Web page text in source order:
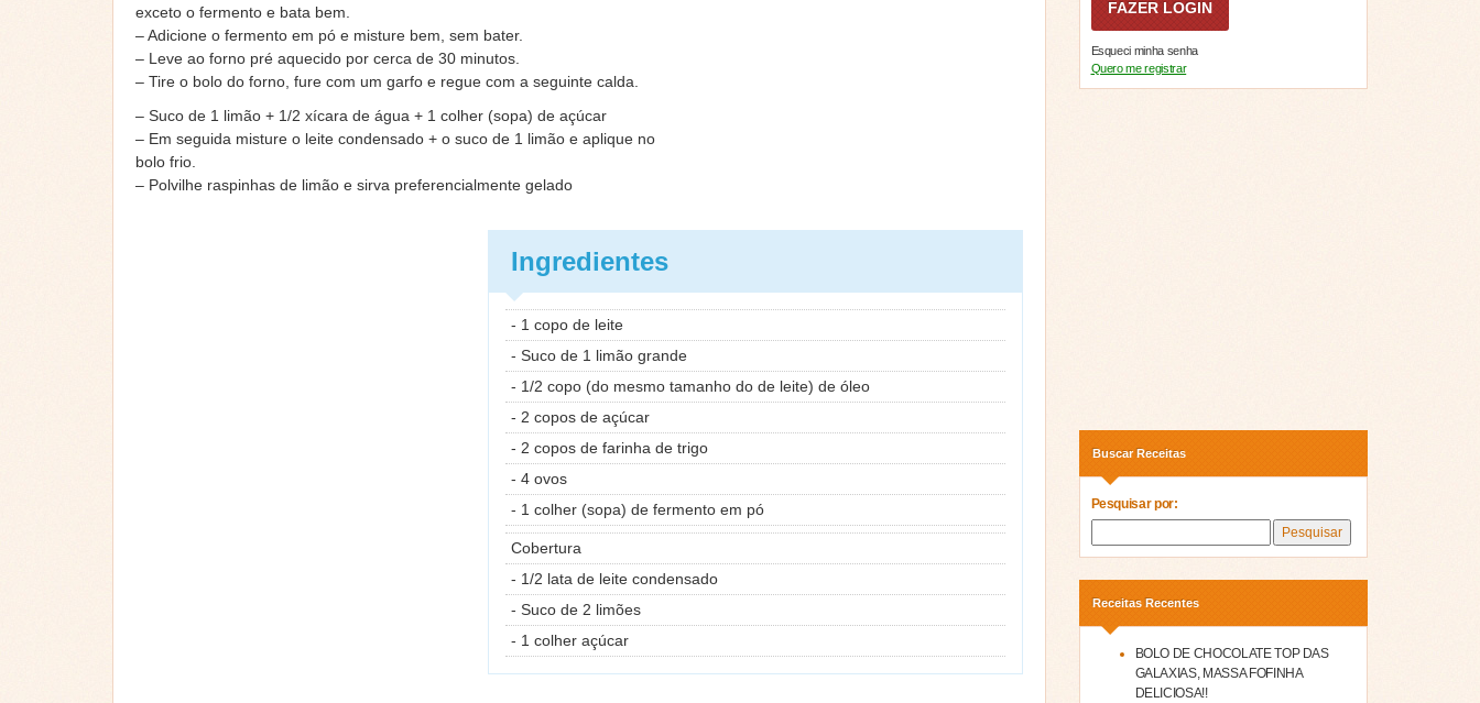
exceto o fermento e bata bem.
– Adicione o fermento em pó e misture bem, sem bater.
– Leve ao forno pré aquecido por cerca de 30 minutos.
– Tire o bolo do forno, fure com um garfo e regue com a seguinte calda.
– Suco de 1 limão + 1/2 xícara de água + 1 colher (sopa) de açúcar
– Em seguida misture o leite condensado + o suco de 1 limão e aplique no
bolo frio.
– Polvilhe raspinhas de limão e sirva preferencialmente gelado
Ingredientes
- 1 copo de leite
- Suco de 1 limão grande
- 1/2 copo (do mesmo tamanho do de leite) de óleo
- 2 copos de açúcar
- 2 copos de farinha de trigo
- 4 ovos
- 1 colher (sopa) de fermento em pó
Cobertura
- 1/2 lata de leite condensado
- Suco de 2 limões
- 1 colher açúcar
Esqueci minha senha
Quero me registrar
Buscar Receitas
Pesquisar por:
Receitas Recentes
BOLO DE CHOCOLATE TOP DAS
GALAXIAS, MASSA FOFINHA
DELICIOSA!!